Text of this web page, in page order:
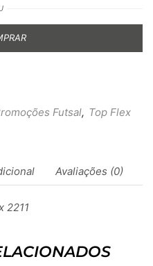
Futsal, Top Flex
Avaliações (0)
2211